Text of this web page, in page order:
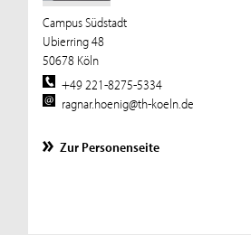
Campus Südstadt
Ubierring 48
50678 Köln
+49 221-8275-5334
ragnar.hoenig@th-koeln.de
Zur Personenseite